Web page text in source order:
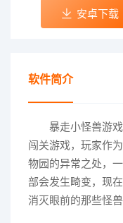
安卓下载
软件简介
暴走小怪兽游
闯关游戏，玩家作
物园的异常之处，
部会发生畸变，现
消灭眼前的那些怪